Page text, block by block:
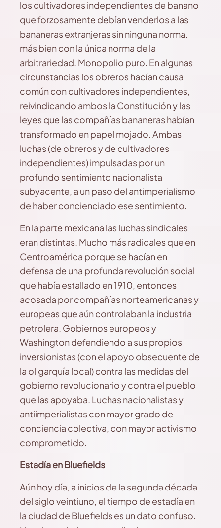
los cultivadores independientes de banano
que forzosamente debían venderlos a las
bananeras extranjeras sin ninguna norma,
más bien con la única norma de la
arbitrariedad. Monopolio puro. En algunas
circunstancias los obreros hacían causa
común con cultivadores independientes,
reivindicando ambos la Constitución y las
leyes que las compañías bananeras habían
transformado en papel mojado. Ambas
luchas (de obreros y de cultivadores
independientes) impulsadas por un
profundo sentimiento nacionalista
subyacente, a un paso del antimperialismo
de haber concienciado ese sentimiento.
En la parte mexicana las luchas sindicales
eran distintas. Mucho más radicales que en
Centroamérica porque se hacían en
defensa de una profunda revolución social
que había estallado en 1910, entonces
acosada por compañías norteamericanas y
europeas que aún controlaban la industria
petrolera. Gobiernos europeos y
Washington defendiendo a sus propios
inversionistas (con el apoyo obsecuente de
la oligarquía local) contra las medidas del
gobierno revolucionario y contra el pueblo
que las apoyaba. Luchas nacionalistas y
antiimperialistas con mayor grado de
conciencia colectiva, con mayor activismo
comprometido.
Estadía en Bluefields
Aún hoy día, a inicios de la segunda década
del siglo veintiuno, el tiempo de estadía en
la ciudad de Bluefields es un dato confuso.